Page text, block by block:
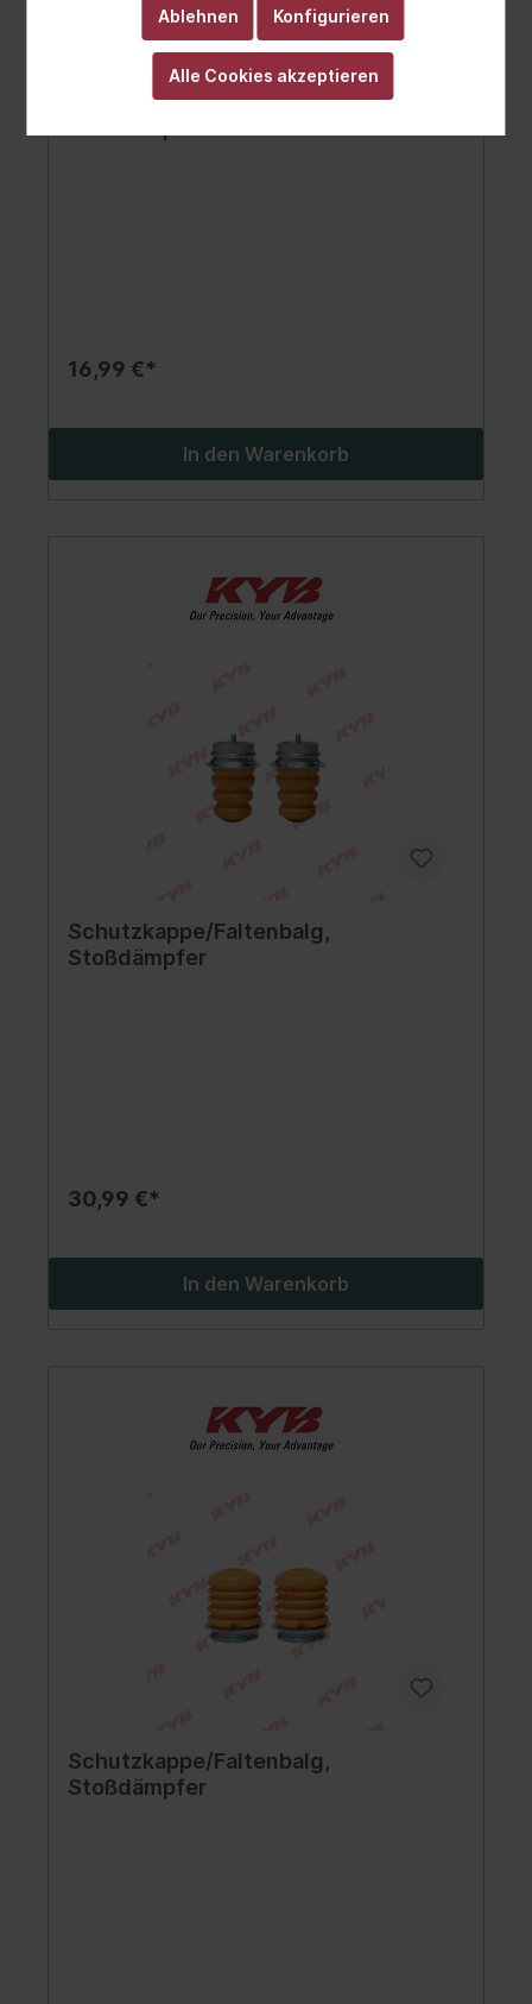
Schutzkappe/Faltenbalg,
16,99 €*
In den Warenkorb
Schutzkappe/Faltenbalg,
Stoßdämpfer
30,99 €*
In den Warenkorb
Schutzkappe/Faltenbalg,
Stoßdämpfer
Ablehnen Konfigurieren
Alle Cookies akzeptieren